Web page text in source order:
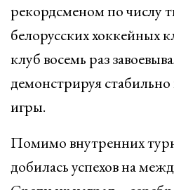
рекордсменом по числу
белорусских хоккейных
клуб восемь раз
демонстрируя
игры.
Помимо внутренних
добилась успехов на